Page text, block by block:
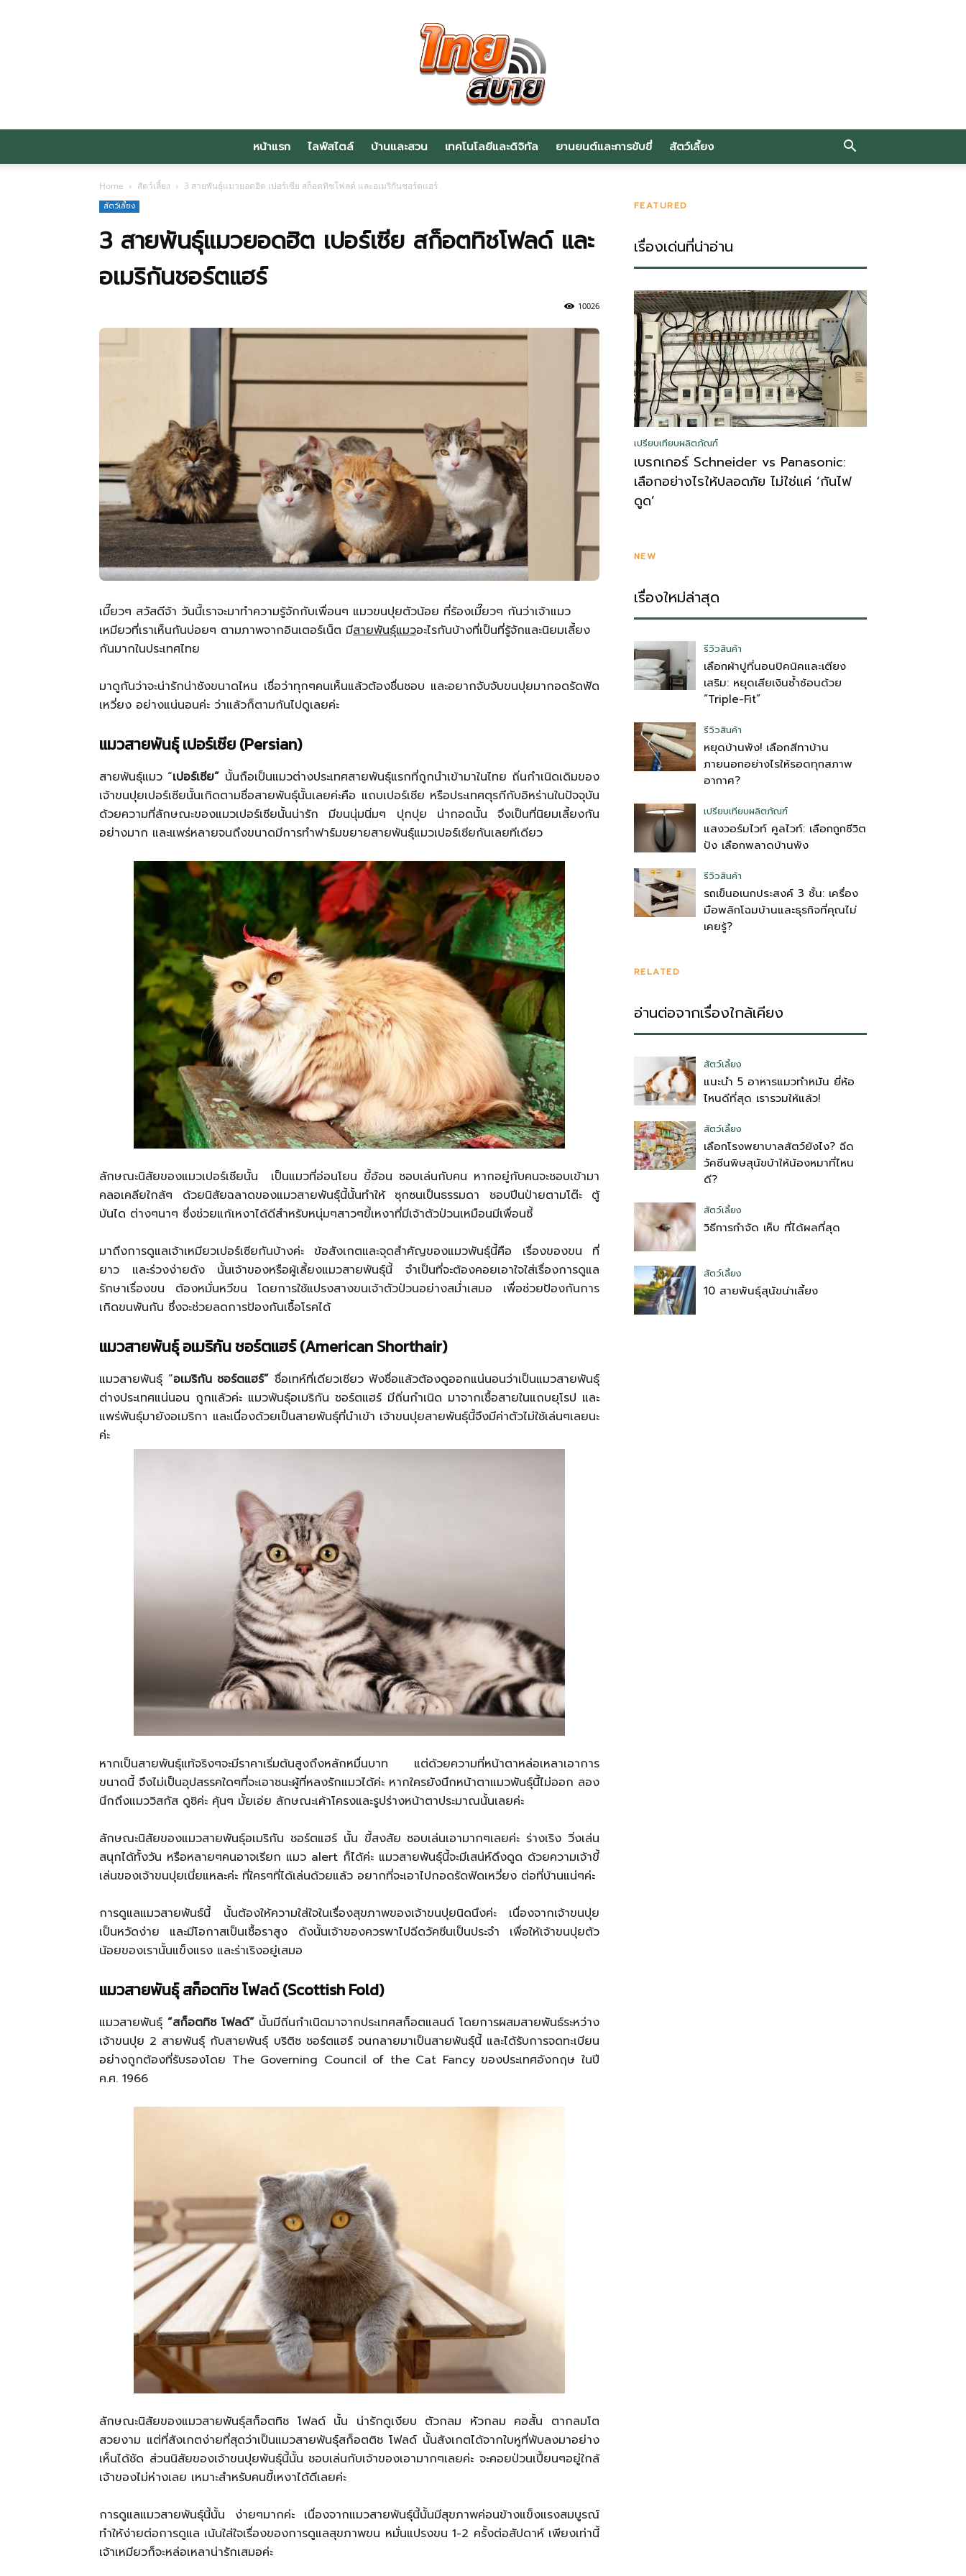
วา
ไร
สบาย(ดอท)คอม
หน้าแรก ไลฟ์สไตล์ บ้านและสวน เทคโนโลยีและดิจิทัล ยานยนต์และการขับขี่ สัตว์เลี้ยง
Home สัตว์เลี้ยง 3 สายพันธุ์แมวยอดฮิต เปอร์เซีย สก็อตทิชโฟลด์ และอเมริกันชอร์ตแฮร์
สัตว์เลี้ยง
3 สายพันธุ์แมวยอดฮิต เปอร์เซีย สก็อตทิชโฟลด์ และ
อเมริกันชอร์ตแฮร์
10026
เมี๊ยวๆ สวัสดีจ้า วันนี้เราจะมาทำความรู้จักกับเพื่อนๆ แมวขนปุยตัวน้อย ที่ร้องเมี๊ยวๆ กันว่าเจ้าแมว
เหมียวที่เราเห็นกันบ่อยๆ ตามภาพจากอินเตอร์เน็ต มีสายพันธุ์แมวอะไรกันบ้างที่เป็นที่รู้จักและนิยมเลี้ยง
กันมากในประเทศไทย
มาดูกันว่าจะน่ารักน่าชังขนาดไหน เชื่อว่าทุกๆคนเห็นแล้วต้องชื่นชอบ และอยากจับจับขนปุยมากอดรัดฟัด
เหวี่ยง อย่างแน่นอนค่ะ ว่าแล้วก็ตามกันไปดูเลยค่ะ
แมวสายพันธุ์ เปอร์เซีย (Persian)
สายพันธุ์แมว “เปอร์เซีย” นั้นถือเป็นแมวต่างประเทศสายพันธุ์แรกที่ถูกนำเข้ามาในไทย ถิ่นกำเนิดเดิมของ
เจ้าขนปุยเปอร์เซียนั้นเกิดตามชื่อสายพันธุ์นั้นเลยค่ะคือ แถบเปอร์เซีย หรือประเทศตุรกีกับอิหร่านในปัจจุบัน
ด้วยความที่ลักษณะของแมวเปอร์เซียนั้นน่ารัก มีขนนุ่มนิ่มๆ ปุกปุย น่ากอดนั้น จึงเป็นที่นิยมเลี้ยงกัน
อย่างมาก และแพร่หลายจนถึงขนาดมีการทำฟาร์มขยายสายพันธุ์แมวเปอร์เซียกันเลยทีเดียว
ลักษณะนิสัยของแมวเปอร์เซียนั้น­ เป็นแมวที่อ่อนโยน ขี้อ้อน ชอบเล่นกับคน หากอยู่กับคนจะชอบเข้ามา
คลอเคลียใกล้ๆ ด้วยนิสัยฉลาดของแมวสายพันธุ์นี้นั้นทำให้ ซุกซนเป็นธรรมดา ชอบปีนป่ายตามโต๊ะ ตู้
บันได ต่างๆนาๆ ซึ่งช่วยแก้เหงาได้ดีสำหรับหนุ่มๆสาวๆขี้เหงาที่มีเจ้าตัวป่วนเหมือนมีเพื่อนซี้
มาถึงการดูแลเจ้าเหมียวเปอร์เซียกันบ้างค่ะ ข้อสังเกตและจุดสำคัญของแมวพันธุ์นี้คือ เรื่องของขน ที่
ยาว และร่วงง่ายดัง นั้นเจ้าของหรือผู้เลี้ยงแมวสายพันธุ์นี้ จำเป็นที่จะต้องคอยเอาใจใส่เรื่องการดูแล
รักษาเรื่องขน ต้องหมั่นหวีขน โดยการใช้แปรงสางขนเจ้าตัวป่วนอย่างสม่ำเสมอ เพื่อช่วยป้องกันการ
เกิดขนพันกัน ซึ่งจะช่วยลดการป้องกันเชื้อโรคได้
แมวสายพันธุ์อเมริกัน ชอร์ตแฮร์ (American Shorthair)
แมวสายพันธุ์ “อเมริกัน ชอร์ตแฮร์” ชื่อเทห์ที่เดียวเชียว ฟังชื่อแล้วต้องดูออกแน่นอนว่าเป็นแมวสายพันธุ์
ต่างประเทศแน่นอน ถูกแล้วค่ะ แมวพันธุ์อเมริกัน ชอร์ตแฮร์ มีถิ่นกำเนิด มาจากเชื้อสายในแถบยุโรป และ
แพร่พันธุ์มายังอเมริกา และเนื่องด้วยเป็นสายพันธุ์ที่นำเข้า เจ้าขนปุยสายพันธุ์นี้จึงมีค่าตัวไม่ใช้เล่นๆเลยนะ
ค่ะ
หากเป็นสายพันธุ์แท้จริงๆจะมีราคาเริ่มต้นสูงถึงหลักหมื่นบาท แต่ด้วยความที่หน้าตาหล่อเหลาเอาการ
ขนาดนี้ จึงไม่เป็นอุปสรรคใดๆที่จะเอาชนะผู้ที่หลงรักแมวได้ค่ะ หากใครยังนึกหน้าตาแมวพันธุ์นี้ไม่ออก ลอง
นึกถึงแมววิสกัส ดูซิค่ะ คุ้นๆ มั้ยเอ่ย ลักษณะเค้าโครงและรูปร่างหน้าตาประมาณนั้นเลยค่ะ
ลักษณะนิสัยของแมวสายพันธุ์อเมริกัน ชอร์ตแฮร์ นั้น ขี้สงสัย ชอบเล่นเอามากๆเลยค่ะ ร่างเริง วิ่งเล่น
สนุกได้ทั้งวัน หรือหลายๆคนอาจเรียก แมว alert ก็ได้ค่ะ แมวสายพันธุ์นี้จะมีเสน่ห์ดึงดูด ด้วยความเจ้าขี้
เล่นของเจ้าขนปุยเนี่ยแหละค่ะ ที่ใครๆที่ได้เล่นด้วยแล้ว อยากที่จะเอาไปกอดรัดฟัดเหวี่ยง ต่อที่บ้านแน่ๆค่ะ
การดูแลแมวสายพันธ์นี้ นั้นต้องให้ความใส่ใจในเรื่องสุขภาพของเจ้าขนปุยนิดนึงค่ะ เนื่องจากเจ้าขนปุย
เป็นหวัดง่าย และมีโอกาสเป็นเชื้อราสูง ดังนั้นเจ้าของควรพาไปฉีดวัคซีนเป็นประจำ เพื่อให้เจ้าขนปุยตัว
น้อยของเรานั้นแข็งแรง และร่าเริงอยู่เสมอ
แมวสายพันธุ์ สก็อตทิช โฟลด์(Scottish Fold)
แมวสายพันธุ์ “สก็อตทิช โฟลด์”นั้นมีถิ่นกำเนิดมาจากประเทศสก็อตแลนด์ โดยการผสมสายพันธ์ระหว่าง
เจ้าขนปุย 2 สายพันธุ์ กับสายพันธุ์ บริติช ชอร์ตแฮร์ จนกลายมาเป็นสายพันธุ์นี้ และได้รับการจดทะเบียน
อย่างถูกต้องที่รับรองโดย The Governing Council of the Cat Fancy ของประเทศอังกฤษ ในปี
ค.ศ. 1966
ลักษณะนิสัยของแมวสายพันธุ์สก็อตทิช โฟลด์ นั้น น่ารักดูเงียบ ตัวกลม หัวกลม คอสั้น ตากลมโต
สวยงาม แต่ที่สังเกตง่ายที่สุดว่าเป็นแมวสายพันธุ์สก็อตติช โฟลด์ นั้นสังเกตได้จากใบหูที่พับลงมาอย่าง
เห็นได้ชัด ส่วนนิสัยของเจ้าขนปุยพันธุ์นี้นั้น ชอบเล่นกับเจ้าของเอามากๆเลยค่ะ จะคอยป่วนเปี้ยนๆอยู่ใกล้
เจ้าของไม่ห่างเลย เหมาะสำหรับคนขี้เหงาได้ดีเลยค่ะ
การดูแลแมวสายพันธุ์นี้นั้น ง่ายๆมากค่ะ เนื่องจากแมวสายพันธุ์นี้นั้นมีสุขภาพค่อนข้างแข็งแรงสมบูรณ์
ทำให้ง่ายต่อการดูแล เน้นใส่ใจเรื่องของการดูแลสุขภาพขน หมั่นแปรงขน 1-2 ครั้งต่อสัปดาห์ เพียงเท่านี้
เจ้าเหมียวก็จะหล่อเหลาน่ารักเสมอค่ะ
FEATURED
เรื่องเด่นที่น่าอ่าน
เปรียบเทียบผลิตภัณฑ์
เบรกเกอร์ Schneider vs Panasonic:
เลือกอย่างไรให้ปลอดภัย ไม่ใช่แค่ ‘กันไฟ
ดูด’
NEW
เรื่องใหม่ล่าสุด
รีวิวสินค้า
เลือกผ้าปูที่นอนปิคนิคและเตียง
เสริม: หยุดเสียเงินซ้ำซ้อนด้วย
“Triple-Fit”
รีวิวสินค้า
หยุดบ้านพัง! เลือกสีทาบ้าน
ภายนอกอย่างไรให้รอดทุกสภาพ
อากาศ?
เปรียบเทียบผลิตภัณฑ์
แสงวอร์มไวท์ คูลไวท์: เลือกถูกชีวิต
ปัง เลือกพลาดบ้านพัง
รีวิวสินค้า
รถเข็นอเนกประสงค์ 3 ชั้น: เครื่อง
มือพลิกโฉมบ้านและธุรกิจที่คุณไม่
เคยรู้?
RELATED
อ่านต่อจากเรื่องใกล้เคียง
สัตว์เลี้ยง
แนะนำ 5 อาหารแมวทำหมัน ยี่ห้อ
ไหนดีที่สุด เรารวมให้แล้ว!
สัตว์เลี้ยง
เลือกโรงพยาบาลสัตว์ยังไง? ฉีด
วัคซีนพิษสุนัขบ้าให้น้องหมาที่ไหน
ดี?
สัตว์เลี้ยง
วิธีการกำจัด เห็บ ที่ได้ผลที่สุด
สัตว์เลี้ยง
10 สายพันธุ์สุนัขน่าเลี้ยง